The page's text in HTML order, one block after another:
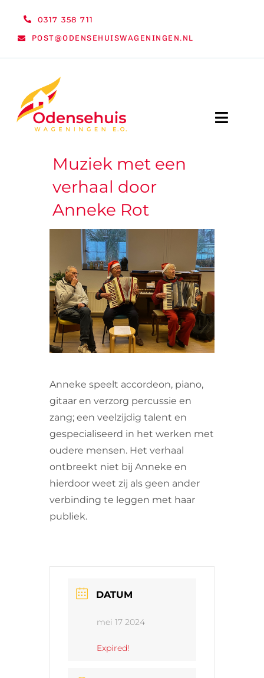
0317 358 711
POST@ODENSEHUISWAGENINGEN.NL
Toggle
WELKOM
VRIJWILLIGERS & STAGIAIRES
CONTACT
Muziek met een
verhaal door
Anneke Rot
Anneke speelt accordeon, piano,
gitaar en verzorg percussie en
zang; een veelzijdig talent en
gespecialiseerd in het werken met
oudere mensen. Het verhaal
ontbreekt niet bij Anneke en
hierdoor weet zij als geen ander
verbinding te leggen met haar
publiek.
DATUM
mei 17 2024
Expired!